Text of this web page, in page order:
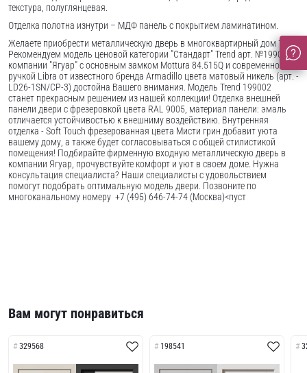
текстура, полуглянцевая.
Отделка полотна изнутри – МДФ панель с покрытием ламинатином.
Желаете приобрести металлическую дверь в многоквартирный дом ?
Рекомендуем модель ценовой категории "Стандарт" Trend арт. №199002
компании "Ягуар" с основным замком Mottura 84.515Q и современной
ручкой Libra от известного бренда Armadillo цвета матовый никель (арт. -
LD26-1SN/CP-3) достойна Вашего внимания. Модель Trend 199002
станет прекрасным решением из нашей коллекции! Отделка внешней
панели двери с фрезеровкой цвета RAL 9005, материал панели: эмаль
отличается устойчивостью к внешниму воздействию. Внутренняя
отделка - Soft Touch фрезерованная цвета Мисти грин добавит уюта
вашему дому, а также будет согласовываться с общей стилистикой
помещения! Подбирайте фирменную входную металлическую дверь в
компании Ягуар, прочувствуйте комфорт и уют в своем доме. Нужна
консультация специалиста? Наши специалисты с удовольствием
помогут подобрать оптимальную модель двери. Позвоните по
многоканальному номеру +7 (495) 646-74-74 (Москва)<пуст
Вам могут понравиться
329568 198541